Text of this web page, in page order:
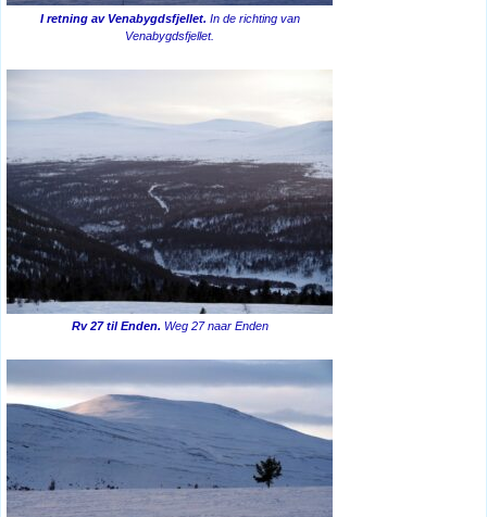
I retning av Venabygdsfjellet. In de richting van
Venabygdsfjellet.
Rv 27 til Enden. Weg 27 naar Enden